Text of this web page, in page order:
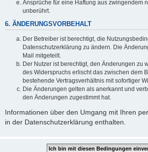
Ansprüche für eine Haftung aus zwingendem
unberührt.
6. ÄNDERUNGSVORBEHALT
Der Betreiber ist berechtigt, die
Datenschutzerklärung zu ändern. Die
Mail mitgeteilt.
Der Nutzer ist berechtigt, den Änderungen zu
des Widerspruchs erlischt das zwischen dem
bestehende Vertragsverhältnis mit sofortiger
Die Änderungen gelten als anerkannt und
den Änderungen zugestimmt hat.
Informationen über den Umgang mit Ihren
in der Datenschutzerklärung enthalten.